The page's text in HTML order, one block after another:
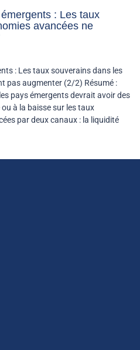
: Les taux
avancées ne
: Les taux souverains dans les
pas augmenter (2/2) Résumé :
pays émergents devrait avoir des
à la baisse sur les taux
par deux canaux : la liquidité